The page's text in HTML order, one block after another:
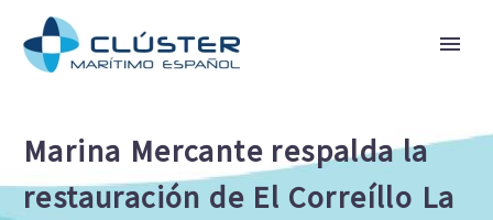
Marina Mercante respalda la
restauración de El Correíllo La